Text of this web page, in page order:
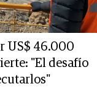
US$ 46.000
"El desafío